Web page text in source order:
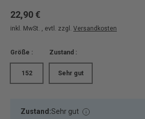
22,90 €
inkl. MwSt. , evtl. zzgl. Versandkosten
Größe :
152
Zustand :
Sehr gut
Zustand:Sehr gut